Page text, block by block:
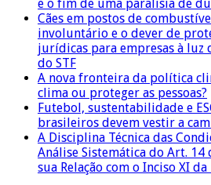
e o fim de uma paralisia de
Cães em postos de
involuntário e o dever de
jurídicas para empresas à luz
do STF
A nova fronteira da política
clima ou proteger as pessoas?
Futebol, sustentabilidade e
brasileiros devem vestir a
A Disciplina Técnica das
Análise Sistemática do Art. 14
sua Relação com o Inciso XI